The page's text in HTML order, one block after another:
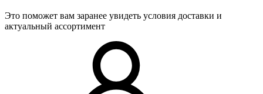
Это поможет вам заранее увидеть условия доставки и
актуальный ассортимент